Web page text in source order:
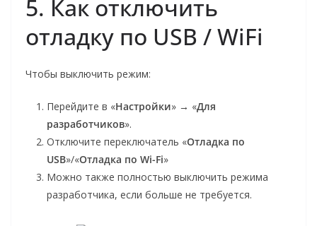
5. Как отключить
отладку по USB / WiFi
Чтобы выключить режим:
Перейдите в «Настройки» → «Для
разработчиков».
Отключите переключатель «Отладка по
USB»/«Отладка по Wi-Fi»
Можно также полностью выключить режима
разработчика, если больше не требуется.